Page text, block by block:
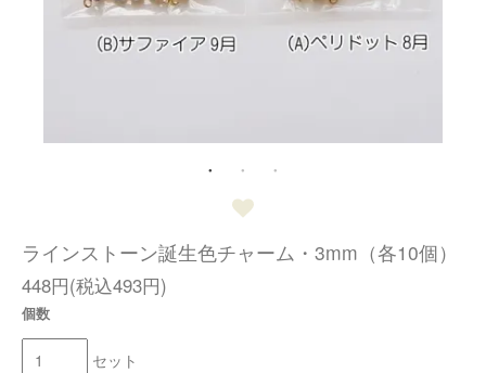
ラインストーン誕生色チャーム・3mm（各10個）
448円(税込493円)
個数
セット